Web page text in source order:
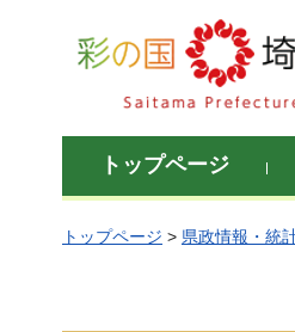
彩の国 埼玉県
トップページ
トップページ > 県政情報・統